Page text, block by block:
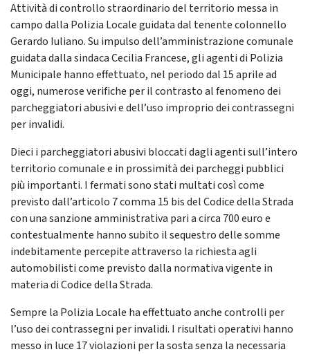
Attività di controllo straordinario del territorio messa in
campo dalla Polizia Locale guidata dal tenente colonnello
Gerardo Iuliano. Su impulso dell’amministrazione comunale
guidata dalla sindaca Cecilia Francese, gli agenti di Polizia
Municipale hanno effettuato, nel periodo dal 15 aprile ad
oggi, numerose verifiche per il contrasto al fenomeno dei
parcheggiatori abusivi e dell’uso improprio dei contrassegni
per invalidi.
Dieci i parcheggiatori abusivi bloccati dagli agenti sull’intero
territorio comunale e in prossimità dei parcheggi pubblici
più importanti. I fermati sono stati multati così come
previsto dall’articolo 7 comma 15 bis del Codice della Strada
con una sanzione amministrativa pari a circa 700 euro e
contestualmente hanno subito il sequestro delle somme
indebitamente percepite attraverso la richiesta agli
automobilisti come previsto dalla normativa vigente in
materia di Codice della Strada.
Sempre la Polizia Locale ha effettuato anche controlli per
l’uso dei contrassegni per invalidi. I risultati operativi hanno
messo in luce 17 violazioni per la sosta senza la necessaria